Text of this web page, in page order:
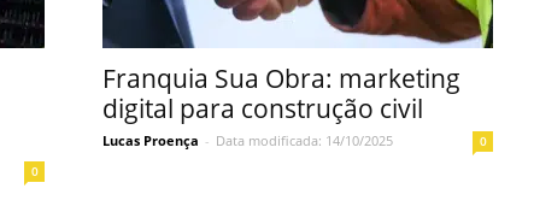
0
Franquia Sua Obra: marketing
digital para construção civil
Lucas Proença - Data modificada: 14/10/2025 0